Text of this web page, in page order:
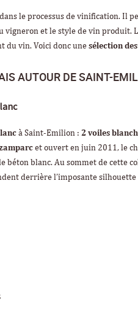
le processus de vinification. Il
vigneron et le style de vin
du vin. Voici donc une sélection
AUTOUR DE SAINT-
à Saint-Emilion : 2 voiles
et ouvert en juin 2011, le
béton blanc. Au sommet de cette
derrière l’imposante silhouette